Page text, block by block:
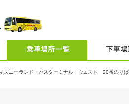
ズニーランド・バスターミナル・ウエスト 20番のりば